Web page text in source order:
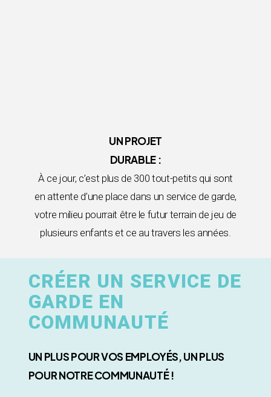
UN PROJET
DURABLE :
À ce jour, c’est plus de 300 tout-petits qui sont
en attente d’une place dans un service de garde,
votre milieu pourrait être le futur terrain de jeu de
plusieurs enfants et ce au travers les années.
CRÉER UN SERVICE DE
GARDE EN
COMMUNAUTÉ
UN PLUS POUR VOS EMPLOYÉS, UN PLUS
POUR NOTRE COMMUNAUTÉ !